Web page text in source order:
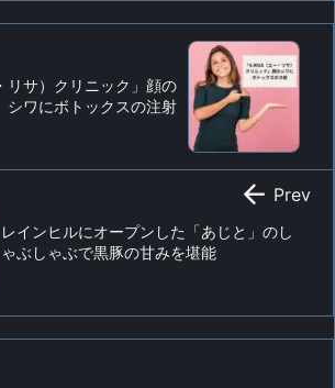
リサ）クリニック」顔の
シワにボトックスの注射
レインヒルにオープンした「あじと」のし
ゃぶしゃぶで黒豚の甘みを堪能
 Prev